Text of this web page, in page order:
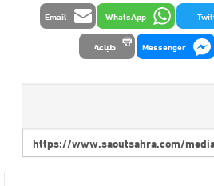
WhatsApp
Email
Messenger طباعة